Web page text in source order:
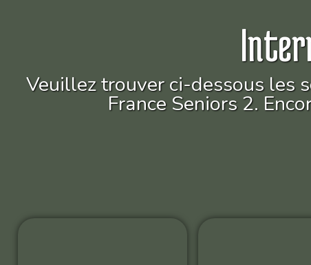
Veuillez trouver ci-dessous les
France Seniors 2.